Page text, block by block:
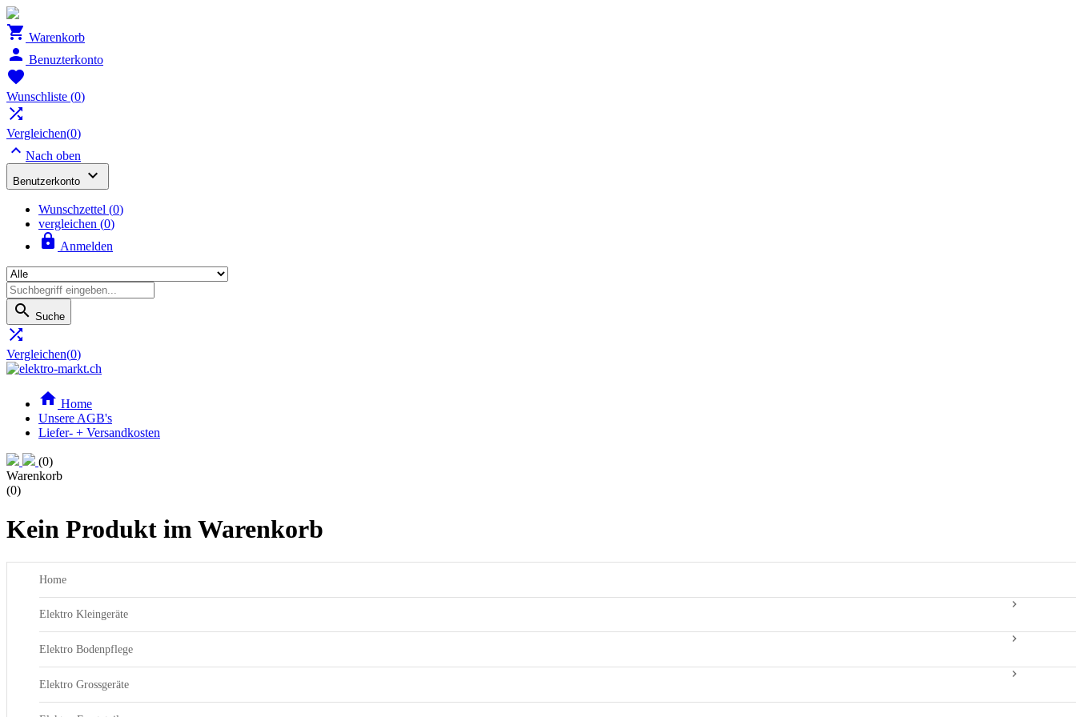
 Warenkorb
 Benuzterkonto

Wunschliste (0)

Vergleichen(0)
 Nach oben
Benutzerkonto 
Wunschzettel (0)
vergleichen (0)
 Anmelden
 Suche

Vergleichen(0)
 Home
Unsere AGB's
Liefer- + Versandkosten
(0)
Warenkorb
(0)
Kein Produkt im Warenkorb
Home
Elektro Kleingeräte

Elektro Bodenpflege

Elektro Grossgeräte

Suche
